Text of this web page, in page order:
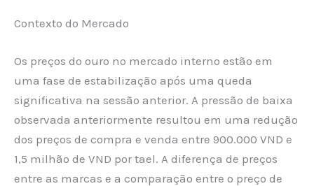
Contexto do Mercado
Os preços do ouro no mercado interno estão em
uma fase de estabilização após uma queda
significativa na sessão anterior. A pressão de baixa
observada anteriormente resultou em uma redução
dos preços de compra e venda entre 900.000 VND e
1,5 milhão de VND por tael. A diferença de preços
entre as marcas e a comparação entre o preço de